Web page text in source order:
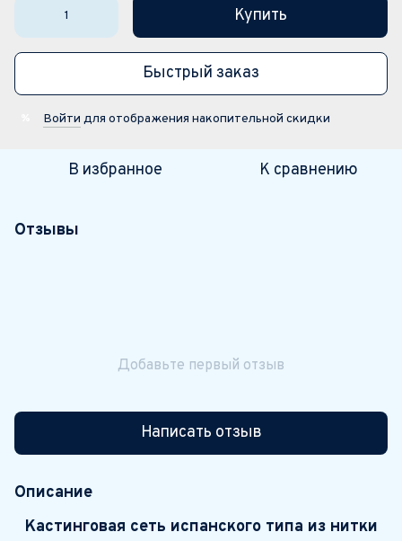
Купить
Быстрый заказ
Войти для отображения накопительной скидки
В избранное К сравнению
Отзывы
Добавьте первый отзыв
Написать отзыв
Описание
Кастинговая сеть испанского типа из нитки